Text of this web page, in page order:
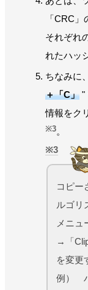
「CRC
それぞれ
れたハッ
ちなみに
＋「C」 "
情報をク
※3。
3
コピー
ルゴリ
メニュ
→「
を変更
例）